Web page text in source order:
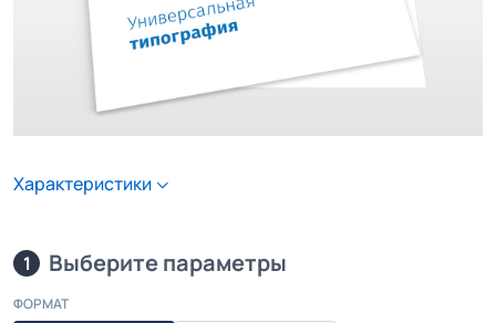
Характеристики
1 Выберите параметры
ФОРМАТ